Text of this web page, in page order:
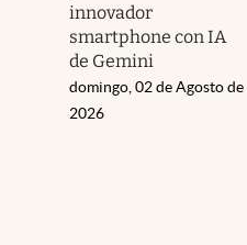
innovador
smartphone con IA
de Gemini
domingo, 02 de Agosto de
2026